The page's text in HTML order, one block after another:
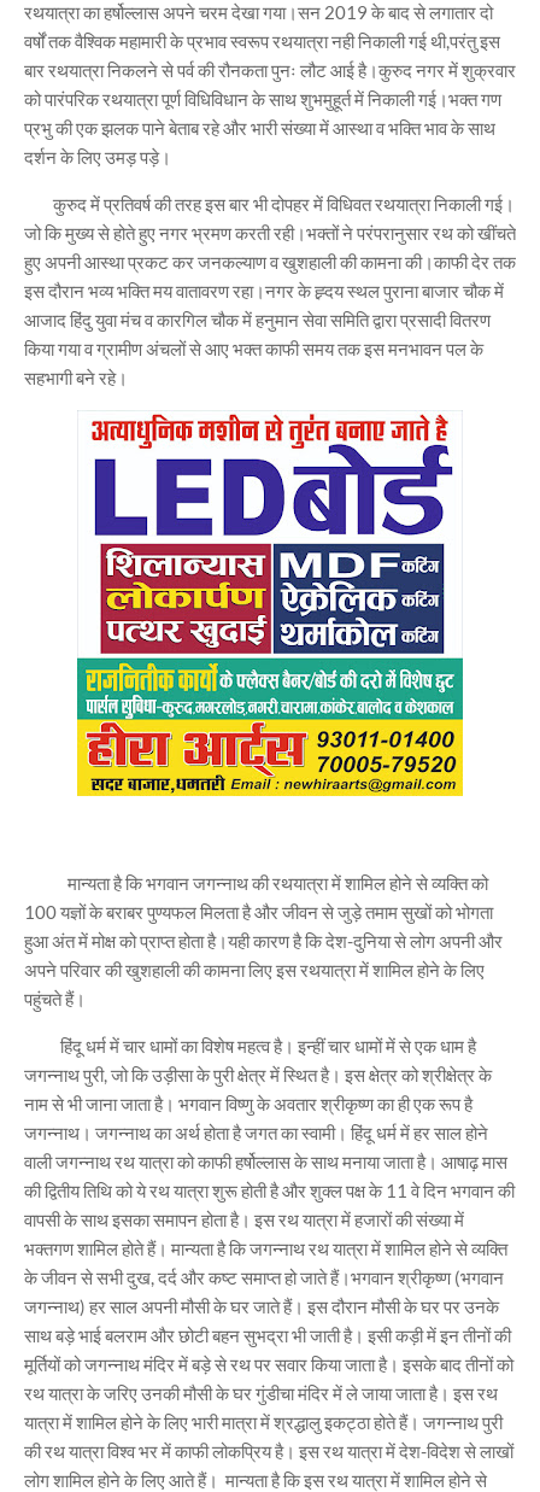
रथयात्रा का हर्षोल्लास अपने चरम देखा गया।सन 2019 के बाद से लगातार दो
वर्षों तक वैश्विक महामारी के प्रभाव स्वरूप रथयात्रा नही निकाली गई थी,परंतु इस
बार रथयात्रा निकलने से पर्व की रौनकता पुनः लौट आई है।कुरुद नगर में शुक्रवार
को पारंपरिक रथयात्रा पूर्ण विधिविधान के साथ शुभमुहूर्त में निकाली गई।भक्त गण
प्रभु की एक झलक पाने बेताब रहे और भारी संख्या में आस्था व भक्ति भाव के साथ
दर्शन के लिए उमड़ पड़े।
कुरुद में प्रतिवर्ष की तरह इस बार भी दोपहर में विधिवत रथयात्रा निकाली गई।
जो कि मुख्य से होते हुए नगर भ्रमण करती रही।भक्तों ने परंपरानुसार रथ को खींचते
हुए अपनी आस्था प्रकट कर जनकल्याण व खुशहाली की कामना की।काफी देर तक
इस दौरान भव्य भक्ति मय वातावरण रहा।नगर के ह्र्दय स्थल पुराना बाजार चौक में
आजाद हिंदु युवा मंच व कारगिल चौक में हनुमान सेवा समिति द्वारा प्रसादी वितरण
किया गया व ग्रामीण अंचलों से आए भक्त काफी समय तक इस मनभावन पल के
सहभागी बने रहे।
मान्यता है कि भगवान जगन्नाथ की रथयात्रा में शामिल होने से व्यक्ति को
100 यज्ञों के बराबर पुण्यफल मिलता है और जीवन से जुड़े तमाम सुखों को भोगता
हुआ अंत में मोक्ष को प्राप्त होता है।यही कारण है कि देश-दुनिया से लोग अपनी और
अपने परिवार की खुशहाली की कामना लिए इस रथयात्रा में शामिल होने के लिए
पहुंचते हैं।
हिंदू धर्म में चार धामों का विशेष महत्व है। इन्हीं चार धामों में से एक धाम है
जगन्नाथ पुरी, जो कि उड़ीसा के पुरी क्षेत्र में स्थित है। इस क्षेत्र को श्रीक्षेत्र के
नाम से भी जाना जाता है। भगवान विष्णु के अवतार श्रीकृष्ण का ही एक रूप है
जगन्नाथ। जगन्नाथ का अर्थ होता है जगत का स्वामी। हिंदू धर्म में हर साल होने
वाली जगन्नाथ रथ यात्रा को काफी हर्षोल्लास के साथ मनाया जाता है। आषाढ़ मास
की द्वितीय तिथि को ये रथ यात्रा शुरू होती है और शुक्ल पक्ष के 11 वे दिन भगवान की
वापसी के साथ इसका समापन होता है। इस रथ यात्रा में हजारों की संख्या में
भक्तगण शामिल होते हैं। मान्यता है कि जगन्नाथ रथ यात्रा में शामिल होने से व्यक्ति
के जीवन से सभी दुख, दर्द और कष्ट समाप्त हो जाते हैं।भगवान श्रीकृष्ण (भगवान
जगन्नाथ) हर साल अपनी मौसी के घर जाते हैं। इस दौरान मौसी के घर पर उनके
साथ बड़े भाई बलराम और छोटी बहन सुभद्रा भी जाती है। इसी कड़ी में इन तीनों की
मूर्तियों को जगन्नाथ मंदिर में बड़े से रथ पर सवार किया जाता है। इसके बाद तीनों को
रथ यात्रा के जरिए उनकी मौसी के घर गुंडीचा मंदिर में ले जाया जाता है। इस रथ
यात्रा में शामिल होने के लिए भारी मात्रा में श्रद्धालु इकट्ठा होते हैं। जगन्नाथ पुरी
की रथ यात्रा विश्व भर में काफी लोकप्रिय है। इस रथ यात्रा में देश-विदेश से लाखों
लोग शामिल होने के लिए आते हैं। मान्यता है कि इस रथ यात्रा में शामिल होने से